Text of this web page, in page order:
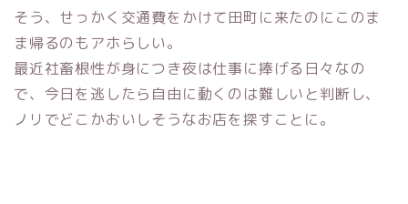
そう、せっかく交通費をかけて田町に来たのにこのま
ま帰るのもアホらしい。
最近社畜根性が身につき夜は仕事に捧げる日々なの
で、今日を逃したら自由に動くのは難しいと判断し、
ノリでどこかおいしそうなお店を探すことに。